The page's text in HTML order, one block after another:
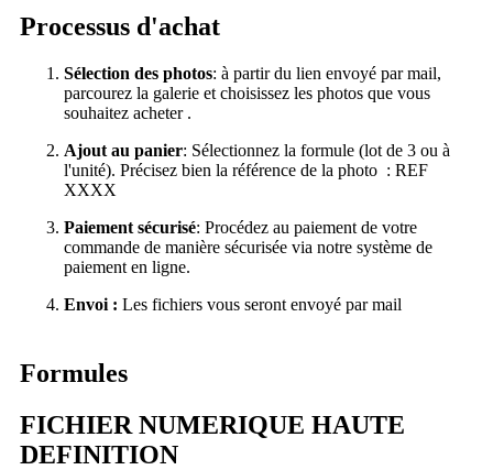
Processus d'achat
Sélection des photos: à partir du lien envoyé par mail,
parcourez la galerie et choisissez les photos que vous
souhaitez acheter .
Ajout au panier: Sélectionnez la formule (lot de 3 ou à
l'unité). Précisez bien la référence de la photo : REF
XXXX
Paiement sécurisé: Procédez au paiement de votre
commande de manière sécurisée via notre système de
paiement en ligne.
Envoi : Les fichiers vous seront envoyé par mail
Formules
FICHIER NUMERIQUE HAUTE
DEFINITION